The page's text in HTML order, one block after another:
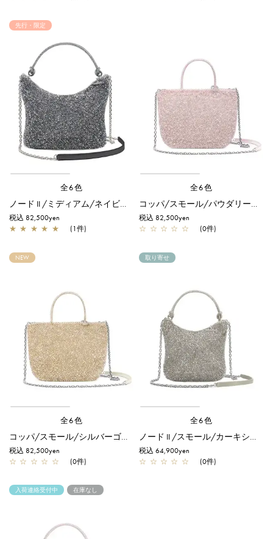
先行・限定
全6色
ノード II /ミディアム/ネイビーシルバー【オンラインストア先行販売カラー】
税込 82,500yen
★ ★ ★ ★ ★ (1件)
全6色
コッパ/スモール/パウダリーピンクシルバー
税込 82,500yen
☆ ☆ ☆ ☆ ☆ (0件)
NEW
全6色
税込 82,500yen
☆ ☆ ☆ ☆ ☆ (0件)
取り寄せ
全6色
税込 64,900yen
☆ ☆ ☆ ☆ ☆ (0件)
入荷連絡受付中 在庫なし